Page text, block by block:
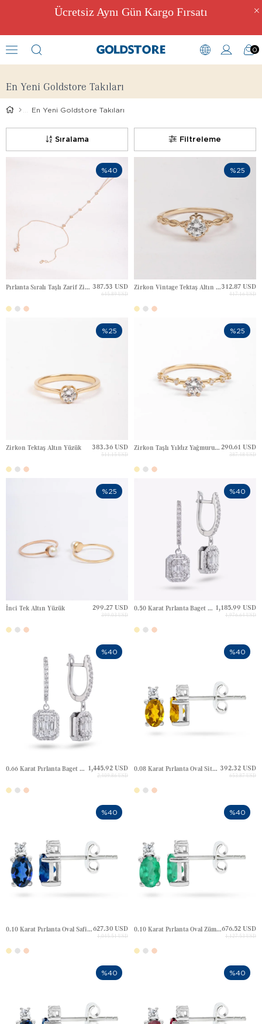
Ücretsiz Aynı Gün Kargo Fırsatı
0
Yeni Takılar
En Yeni Goldstore Takıları
En Yeni Goldstore Takıları
Filtreleme
Sıralama
Pırlanta Sıralı Taşlı Zarif Zincir Altın Şahmeran Bileklik 387.53 USD
645.89 USD
%40
Zirkon Vintage Tektaş Altın Yüzük312.87 USD
417.16 USD
%25
Zirkon Tektaş Altın Yüzük 383.36 USD
511.15 USD
%25
Zirkon Taşlı Yıldız Yağmuru Tasarım Tektaş Altın Yüzük 290.61 USD
387.48 USD
%25
İnci Tek Altın Yüzük 299.27 USD
399.03 USD
%25
0.50 Karat Pırlanta Baget Halo Huggie Altın Küpe 1,185.99 USD
1,976.64 USD
%40
0.66 Karat Pırlanta Baget Halo Huggie Altın Küpe 1,445.92 USD
2,409.86 USD
%40
0.08 Karat Pırlanta Oval Sitrin Çivili Altın Küpe 392.32 USD
653.87 USD
%40
0.10 Karat Pırlanta Oval Safir Çivili Altın Küpe627.30 USD
1,045.51 USD
%40
0.10 Karat Pırlanta Oval Zümrüt Çivili Altın Küpe676.52 USD
1,127.53 USD
%40
%40 %40